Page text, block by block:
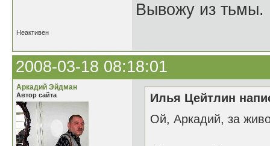
Вывожу из тьмы.
Неактивен
2008-03-18 08:18:01
Аркадий Эйдман
Автор сайта
Илья Цейтлин
Ой, Аркадий, за